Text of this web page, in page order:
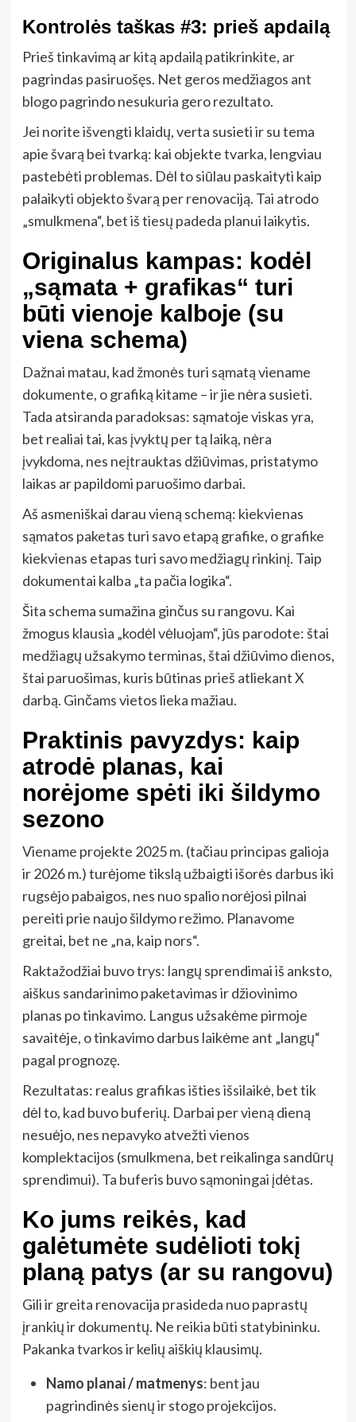
Kontrolės taškas #3: prieš apdailą
Prieš tinkavimą ar kitą apdailą patikrinkite, ar
pagrindas pasiruošęs. Net geros medžiagos ant
blogo pagrindo nesukuria gero rezultato.
Jei norite išvengti klaidų, verta susieti ir su tema
apie švarą bei tvarką: kai objekte tvarka, lengviau
pastebėti problemas. Dėl to siūlau paskaityti kaip
palaikyti objekto švarą per renovaciją. Tai atrodo
„smulkmena“, bet iš tiesų padeda planui laikytis.
Originalus kampas: kodėl
„sąmata + grafikas“ turi
būti vienoje kalboje (su
viena schema)
Dažnai matau, kad žmonės turi sąmatą viename
dokumente, o grafiką kitame – ir jie nėra susieti.
Tada atsiranda paradoksas: sąmatoje viskas yra,
bet realiai tai, kas įvyktų per tą laiką, nėra
įvykdoma, nes neįtrauktas džiūvimas, pristatymo
laikas ar papildomi paruošimo darbai.
Aš asmeniškai darau vieną schemą: kiekvienas
sąmatos paketas turi savo etapą grafike, o grafike
kiekvienas etapas turi savo medžiagų rinkinį. Taip
dokumentai kalba „ta pačia logika“.
Šita schema sumažina ginčus su rangovu. Kai
žmogus klausia „kodėl vėluojam“, jūs parodote: štai
medžiagų užsakymo terminas, štai džiūvimo dienos,
štai paruošimas, kuris būtinas prieš atliekant X
darbą. Ginčams vietos lieka mažiau.
Praktinis pavyzdys: kaip
atrodė planas, kai
norėjome spėti iki šildymo
sezono
Viename projekte 2025 m. (tačiau principas galioja
ir 2026 m.) turėjome tikslą užbaigti išorės darbus iki
rugsėjo pabaigos, nes nuo spalio norėjosi pilnai
pereiti prie naujo šildymo režimo. Planavome
greitai, bet ne „na, kaip nors“.
Raktažodžiai buvo trys: langų sprendimai iš anksto,
aiškus sandarinimo paketavimas ir džiovinimo
planas po tinkavimo. Langus užsakėme pirmoje
savaitėje, o tinkavimo darbus laikėme ant „langų“
pagal prognozę.
Rezultatas: realus grafikas išties išsilaikė, bet tik
dėl to, kad buvo buferių. Darbai per vieną dieną
nesuėjo, nes nepavyko atvežti vienos
komplektacijos (smulkmena, bet reikalinga sandūrų
sprendimui). Ta buferis buvo sąmoningai įdėtas.
Ko jums reikės, kad
galėtumėte sudėlioti tokį
planą patys (ar su rangovu)
Gili ir greita renovacija prasideda nuo paprastų
įrankių ir dokumentų. Ne reikia būti statybininku.
Pakanka tvarkos ir kelių aiškių klausimų.
Namo planai / matmenys: bent jau
pagrindinės sienų ir stogo projekcijos.